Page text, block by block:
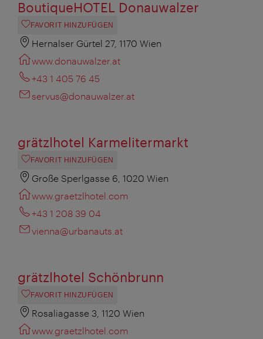
BoutiqueHOTEL Donauwalzer
FAVORIT HINZUFÜGEN
Hernalser Gürtel 27, 1170 Wien
www.donauwalzer.at
+43 1 405 76 45
servus@donauwalzer.at
grätzlhotel Karmelitermarkt
FAVORIT HINZUFÜGEN
Große Sperlgasse 6, 1020 Wien
www.graetzlhotel.com
+43 1 208 39 04
vienna@urbanauts.at
grätzlhotel Schönbrunn
FAVORIT HINZUFÜGEN
Rosaliagasse 3, 1120 Wien
www.graetzlhotel.com